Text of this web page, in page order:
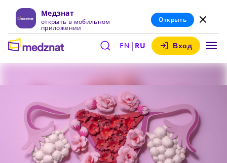
Медзнат
открыть в мобильном
приложении
Открыть
EN| RU Вход